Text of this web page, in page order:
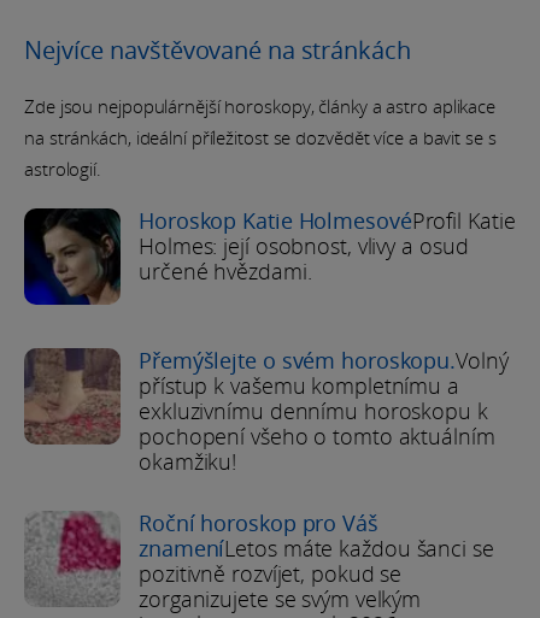
Nejvíce navštěvované na stránkách
Zde jsou nejpopulárnější horoskopy, články a astro aplikace
na stránkách, ideální příležitost se dozvědět více a bavit se s
astrologií.
Horoskop Katie HolmesovéProfil Katie
Holmes: její osobnost, vlivy a osud
určené hvězdami.
Přemýšlejte o svém horoskopu.Volný
přístup k vašemu kompletnímu a
exkluzivnímu dennímu horoskopu k
pochopení všeho o tomto aktuálním
okamžiku!
Roční horoskop pro Váš
znameníLetos máte každou šanci se
pozitivně rozvíjet, pokud se
zorganizujete se svým velkým